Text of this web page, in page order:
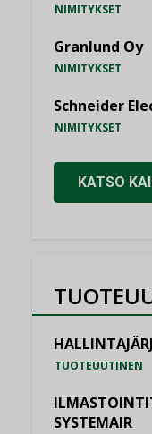
NIMITYKSET
Granlund Oy
NIMITYKSET
Schneider
NIMITYKSET
KATSO
TUOTEUUTINEN
SYSTEMAIR